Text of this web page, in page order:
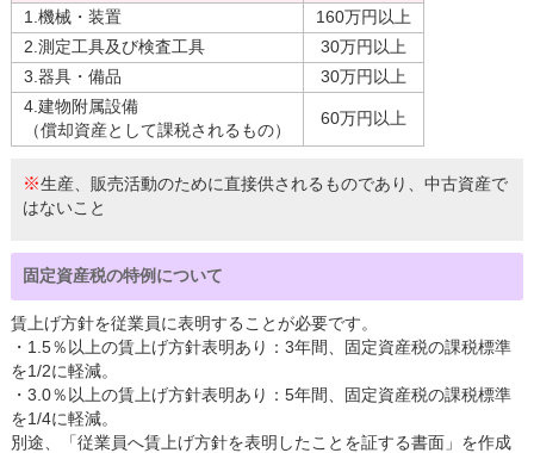
1.機械・装置
160万円以上
2.測定工具及び検査工具
30万円以上
3.器具・備品
30万円以上
4.建物附属設備
（償却資産として課税されるもの）
60万円以上
※生産、販売活動のために直接供されるものであり、中古資産で
はないこと
固定資産税の特例について
賃上げ方針を従業員に表明することが必要です。
・1.5％以上の賃上げ方針表明あり：3年間、固定資産税の課税標準
を1/2に軽減。
・3.0％以上の賃上げ方針表明あり：5年間、固定資産税の課税標準
を1/4に軽減。
別途、「従業員へ賃上げ方針を表明したことを証する書面」を作成